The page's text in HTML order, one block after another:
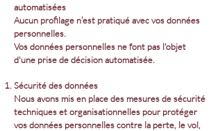
automatisées
Aucun profilage n’est pratiqué avec vos données
personnelles.
Vos données personnelles ne font pas l'objet
d'une prise de décision automatisée.
Sécurité des données
Nous avons mis en place des mesures de sécurité
techniques et organisationnelles pour protéger
vos données personnelles contre la perte, le vol,